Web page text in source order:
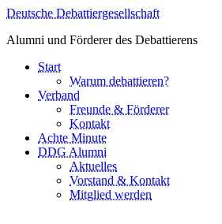
Deutsche Debattiergesellschaft
Alumni und Förderer des Debattierens
Start
Warum debattieren?
Verband
Freunde & Förderer
Kontakt
Achte Minute
DDG Alumni
Aktuelles
Vorstand & Kontakt
Mitglied werden